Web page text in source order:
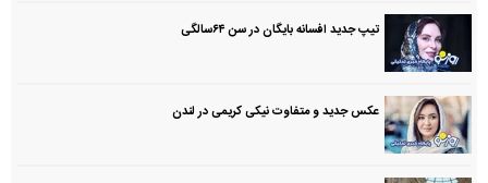
تیپ جدید افسانه بایگان در سن ۶۴سالگی
عکس جدید و متفاوت نیکی کریمی در لندن